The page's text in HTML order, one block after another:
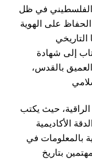
الفلسطيني في ظل
على الهوية
التاريخي
إلى شهادة
بالقدس،
الراقية، حيث يكتب
الأكاديمية
بالمعلومات في
بتاريخ